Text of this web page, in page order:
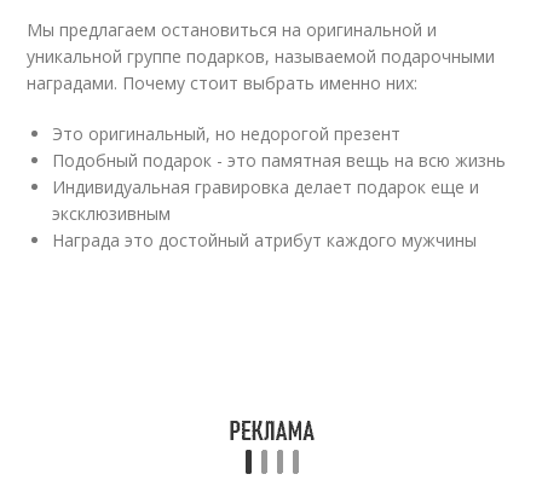
Мы предлагаем остановиться на оригинальной и
уникальной группе подарков, называемой подарочными
наградами. Почему стоит выбрать именно них:
Это оригинальный, но недорогой презент
Подобный подарок - это памятная вещь на всю жизнь
Индивидуальная гравировка делает подарок еще и
эксклюзивным
Награда это достойный атрибут каждого мужчины